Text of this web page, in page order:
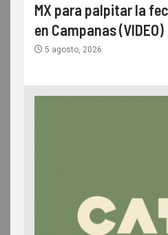
MX para palpitar la
en Campanas (VIDEO)
5 agosto, 2026